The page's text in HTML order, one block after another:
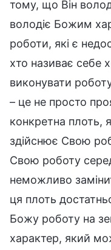
тому, що Він
володіє Божим
роботи, які є
хто називає себе
виконувати
– це не просто
конкретна плоть,
здійснює Свою
Свою роботу
неможливо
ця плоть
Божу роботу на
характер, який